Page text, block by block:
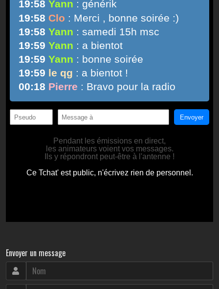
Envoyer un message